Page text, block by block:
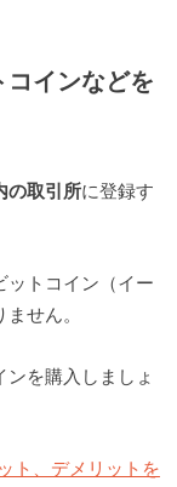
インなどを
の取引所に登録す
ットコイン（イー
せん。
を購入しましょ
ト、デメリットを